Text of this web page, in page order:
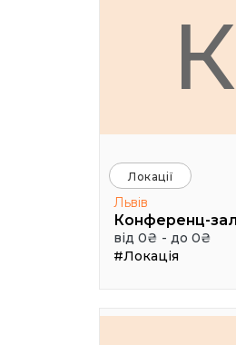
К
Локації
Львів
від 0₴ - до 0₴
#Локація